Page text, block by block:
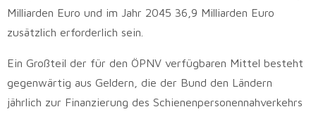
Milliarden Euro und im Jahr 2045 36,9 Milliarden Euro
zusätzlich erforderlich sein.
Ein Großteil der für den ÖPNV verfügbaren Mittel besteht
gegenwärtig aus Geldern, die der Bund den Ländern
jährlich zur Finanzierung des Schienenpersonennahverkehrs